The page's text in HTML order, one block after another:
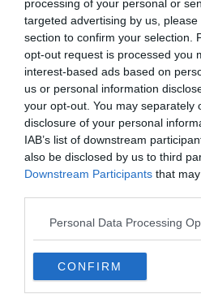
processing of your personal or
targeted advertising by us,
section to confirm your selection.
opt-out request is processed you
interest-based ads based on
us or personal information
your opt-out. You may separately
disclosure of your personal
IAB’s list of downstream
also be disclosed by us to third
Downstream Participants that
Personal Data Processing
CONFIRM